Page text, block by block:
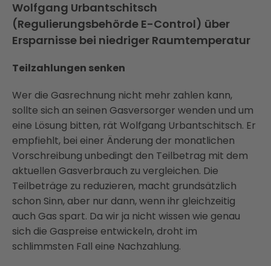
Wolfgang Urbantschitsch
(Regulierungsbehörde E-Control) über
Ersparnisse bei niedriger Raumtemperatur
Teilzahlungen senken
Wer die Gasrechnung nicht mehr zahlen kann,
sollte sich an seinen Gasversorger wenden und um
eine Lösung bitten, rät Wolfgang Urbantschitsch. Er
empfiehlt, bei einer Änderung der monatlichen
Vorschreibung unbedingt den Teilbetrag mit dem
aktuellen Gasverbrauch zu vergleichen. Die
Teilbeträge zu reduzieren, macht grundsätzlich
schon Sinn, aber nur dann, wenn ihr gleichzeitig
auch Gas spart. Da wir ja nicht wissen wie genau
sich die Gaspreise entwickeln, droht im
schlimmsten Fall eine Nachzahlung.